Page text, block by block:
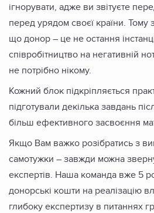
ігнорувати, адже ви звітуєте
перед урядом своєї країни. Тому
що донор – це не остання
співробітництво на негативній
не потрібно нікому.
Кожний блок підкріпляється
підготували декілька завдань
більш ефективного засвоєння
Якщо Вам важко розібратись з
самотужки – завжди можна
експертів. Наша команда вже 5
донорські кошти на реалізацію
глибоку експертизу в питаннях